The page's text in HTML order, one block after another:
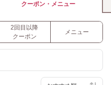
クーポン・メニュー
2回目以降
クーポン
メニュー